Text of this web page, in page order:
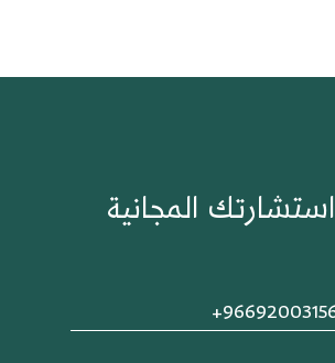
المجانية